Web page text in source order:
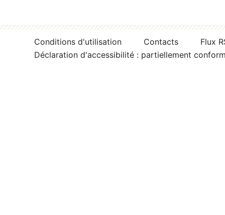
Conditions d'utilisation Contacts
Flux
Déclaration d'accessibilité : partiellement